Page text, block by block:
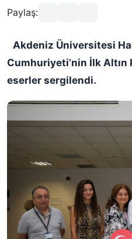
Paylaş:
Akdeniz Üniversitesi
Cumhuriyeti’nin İlk Altın
eserler sergilendi.